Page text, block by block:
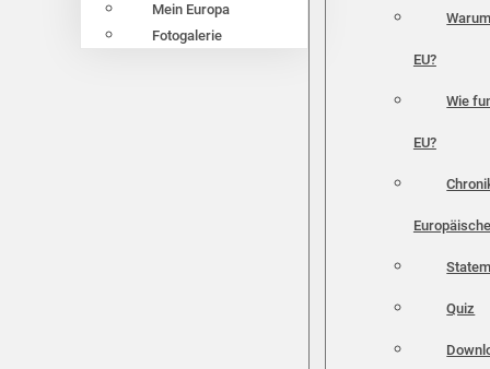
Mein Europa
Fotogalerie
EU?
Wie
EU?
Quiz